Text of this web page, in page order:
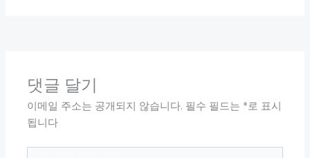
댓글 달기
이메일 주소는 공개되지 않습니다. 필수 필드는 *로 표시
됩니다